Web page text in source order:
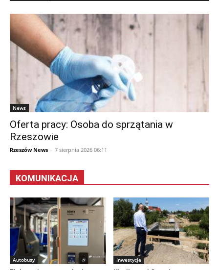
News
Oferta pracy: Osoba do sprzątania w
Rzeszowie
Rzeszów News - 7 sierpnia 2026 06:11
KOMUNIKACJA
Autobusy Inwestycje